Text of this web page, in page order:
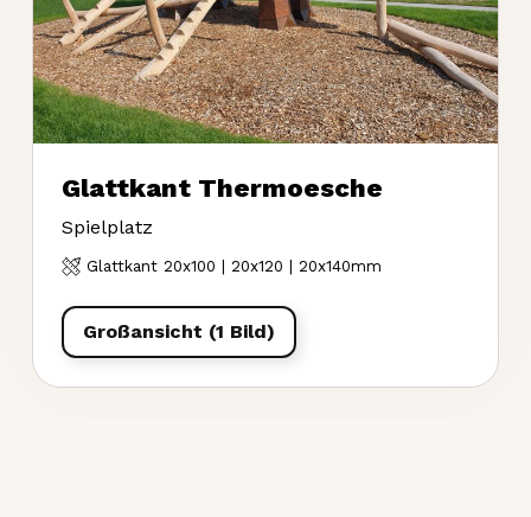
Glattkant Thermoesche
Spielplatz
Glattkant 20x100 | 20x120 | 20x140mm
Großansicht (1 Bild)